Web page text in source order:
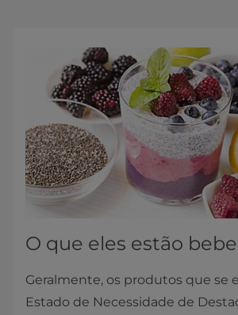
O que eles estão
Geralmente, os produtos que se
Estado de Necessidade de